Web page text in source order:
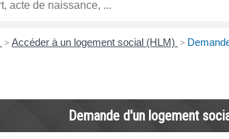
> Accéder à un logement social (HLM) >
Demande d'un logement